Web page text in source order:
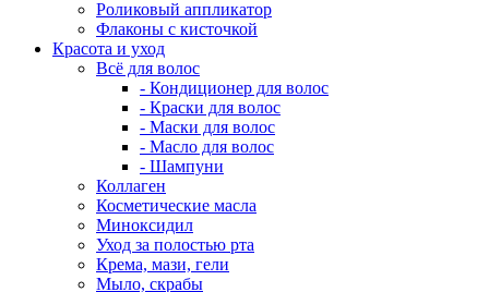
Роликовый аппликатор
Флаконы с кисточкой
Красота и уход
Всё для волос
- Кондиционер для волос
- Краски для волос
- Маски для волос
- Масло для волос
- Шампуни
Коллаген
Косметические масла
Миноксидил
Уход за полостью рта
Крема, мази, гели
Мыло, скрабы